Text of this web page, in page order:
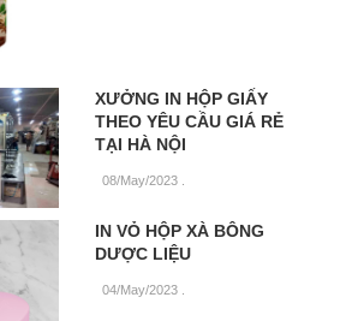
XƯỞNG IN HỘP GIẤY
THEO YÊU CẦU GIÁ RẺ
TẠI HÀ NỘI
08/May/2023
IN VỎ HỘP XÀ BÔNG
DƯỢC LIỆU
04/May/2023 .